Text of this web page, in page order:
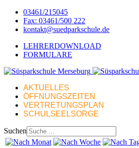
03461/215045
Fax: 03461/500 222
kontakt@suedparkschule.de
LEHRERDOWNLOAD
FORMULARE
AKTUELLES
ÖFFNUNGSZEITEN
VERTRETUNGSPLAN
SCHULSEELSORGE
Suchen